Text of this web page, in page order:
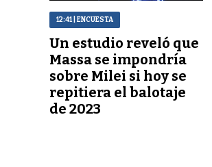
12:41| ENCUESTA
Un estudio reveló que
Massa se impondría
sobre Milei si hoy se
repitiera el balotaje
de 2023